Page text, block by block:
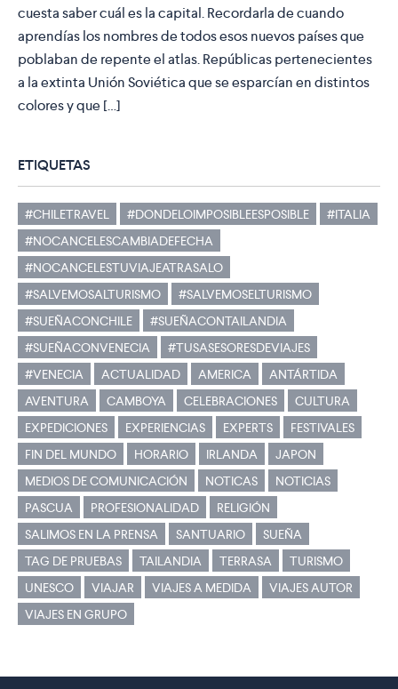
cuesta saber cuál es la capital. Recordarla de cuando
aprendías los nombres de todos esos nuevos países que
poblaban de repente el atlas. Repúblicas pertenecientes
a la extinta Unión Soviética que se esparcían en distintos
colores y que […]
ETIQUETAS
#CHILETRAVEL #DONDELOIMPOSIBLEESPOSIBLE
#ITALIA
#NOCANCELESCAMBIADEFECHA
#NOCANCELESTUVIAJEATRASALO
#SALVEMOSALTURISMO
#SALVEMOSELTURISMO
#SUEÑACONCHILE
#SUEÑACONTAILANDIA
#SUEÑACONVENECIA
#TUSASESORESDEVIAJES
#VENECIA
ACTUALIDAD AMERICA
ANTÁRTIDA
AVENTURA
CAMBOYA CELEBRACIONES
CULTURA
EXPEDICIONES
EXPERIENCIAS EXPERTS
FESTIVALES
FIN DEL MUNDO
HORARIO IRLANDA
JAPON
MEDIOS DE COMUNICACIÓN
NOTICAS
NOTICIAS
PASCUA
PROFESIONALIDAD
RELIGIÓN
SALIMOS EN LA PRENSA
SANTUARIO
SUEÑA
TAG DE PRUEBAS
TAILANDIA TERRASA
TURISMO
UNESCO
VIAJAR VIAJES A MEDIDA
VIAJES AUTOR
VIAJES EN GRUPO